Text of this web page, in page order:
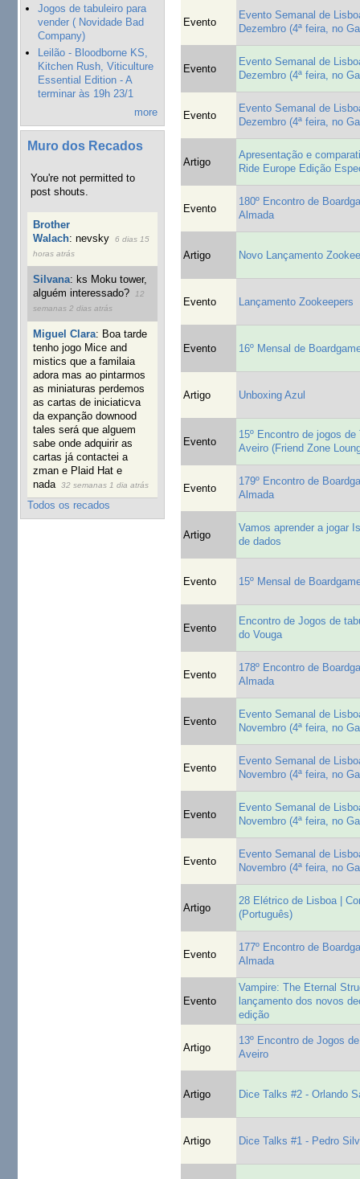
Jogos de tabuleiro para
vender ( Novidade Bad
Company)
Leilão - Bloodborne KS,
Kitchen Rush, Viticulture
Essential Edition - A
terminar às 19h 23/1
more
Muro dos Recados
You're not permitted to
post shouts.
Brother
Walach:nevsky
6 dias 15
horas atrás
Silvana: ks Moku tower,
alguém interessado?
12
semanas 2 dias atrás
Miguel Clara: Boa tarde
tenho jogo Mice and
mistics que a familaia
adora mas ao pintarmos
as miniaturas perdemos
as cartas de iniciaticva
da expanção downood
tales será que alguem
sabe onde adquirir as
cartas já contactei a
zman e Plaid Hat e
nada
32 semanas 1 dia atrás
Todos os recados
Evento
Evento Semanal de
Dezembro (4ª feira, no
Evento
Evento Semanal de
Dezembro (4ª feira, no
Evento
Evento Semanal de
Dezembro (4ª feira, no
Artigo
Apresentação e
Ride Europe Edição
Evento
180º Encontro de
Almada
Artigo Novo Lançamento
Evento Lançamento Zookeepers
Evento 16º Mensal de
Artigo Unboxing Azul
Evento
15º Encontro de jogos de
Aveiro (Friend Zone
Evento
179º Encontro de
Almada
Artigo
Vamos aprender a jogar
de dados
Evento 15º Mensal de
Evento
Encontro de Jogos de
do Vouga
Evento
178º Encontro de
Almada
Evento
Evento Semanal de
Novembro (4ª feira, no
Evento
Evento Semanal de
Novembro (4ª feira, no
Evento
Evento Semanal de
Novembro (4ª feira, no
Evento
Evento Semanal de
Novembro (4ª feira, no
Artigo
28 Elétrico de Lisboa |
(Português)
Evento
177º Encontro de
Almada
Evento
Vampire: The Eternal
lançamento dos novos
edição
Artigo
13º Encontro de Jogos
Aveiro
Artigo Dice Talks #2 - Orlando
Artigo Dice Talks #1 - Pedro